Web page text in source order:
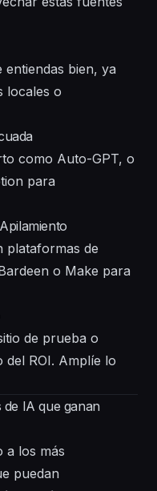
bien, ya
locales o
como Auto-GPT, o
para
plataformas de
o Make para
de prueba o
del ROI. Amplíe lo
de IA que ganan
a los más
puedan